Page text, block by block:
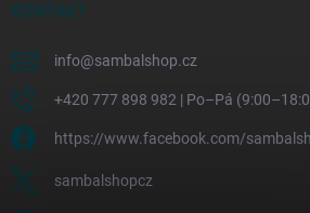
KONTAKT
info@sambalshop.cz
+420 777 898 982 | Po–Pá
https://www.facebook.com/
sambalshopcz